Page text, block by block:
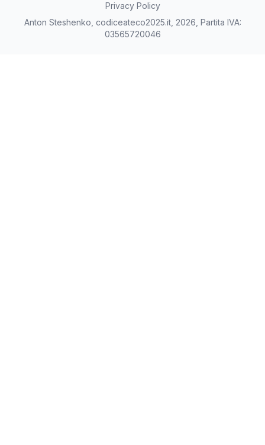
Privacy Policy
Anton Steshenko, codiceateco2025.it, 2026, Partita IVA:
03565720046